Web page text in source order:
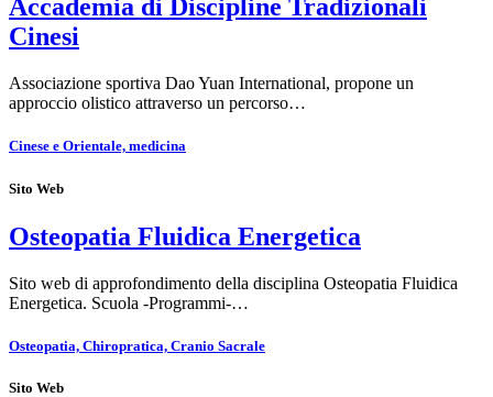
Accademia di Discipline Tradizionali
Cinesi
Associazione sportiva Dao Yuan International, propone un
approccio olistico attraverso un percorso…
Cinese e Orientale, medicina
Sito Web
Osteopatia Fluidica Energetica
Sito web di approfondimento della disciplina Osteopatia Fluidica
Energetica. Scuola -Programmi-…
Osteopatia, Chiropratica, Cranio Sacrale
Sito Web